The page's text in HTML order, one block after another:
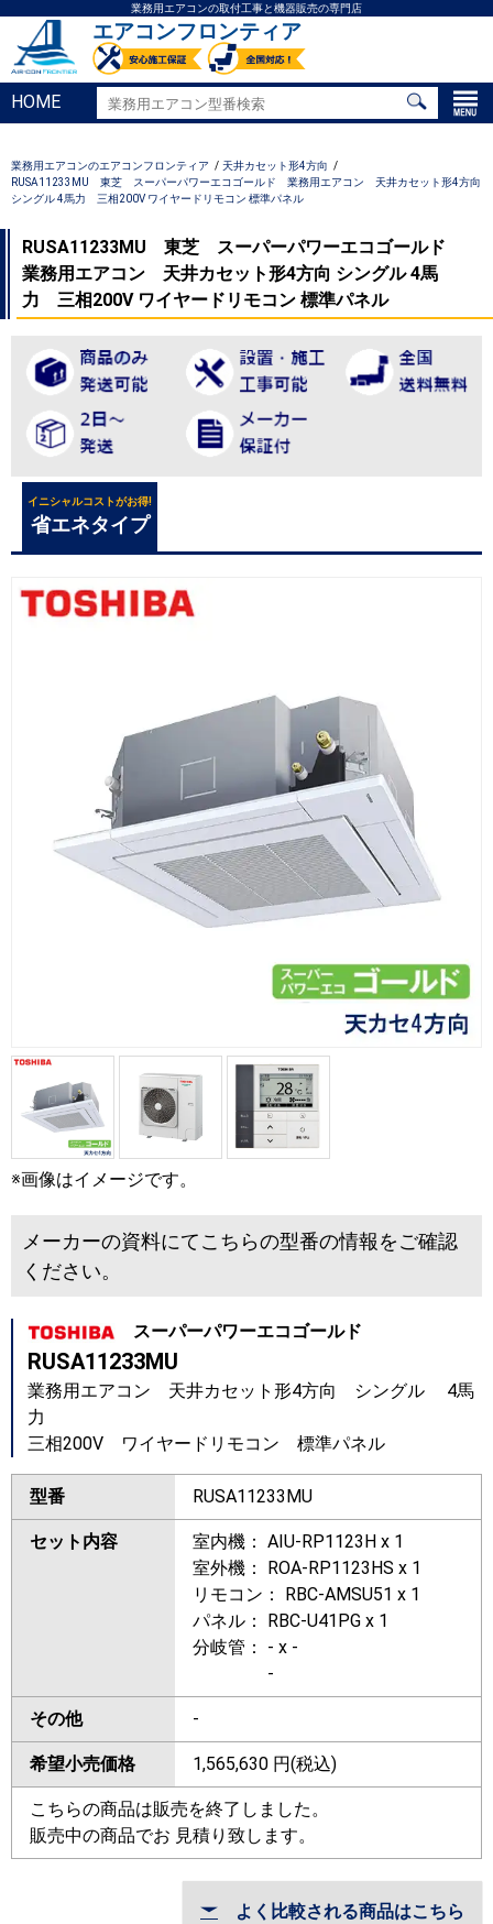
業務用エアコンの取付工事と機器販売の専門店
エアコンフロンティア
HOME
業務用エアコンのエアコンフロンティア
天井カセット形4方向
RUSA11233MU 東芝 スーパーパワーエコゴールド 業務用エアコン 天井カセット形4方向
シングル 4馬力 三相200V ワイヤードリモコン 標準パネル
RUSA11233MU 東芝 スーパーパワーエコゴールド
業務用エアコン 天井カセット形4方向 シングル 4馬
力 三相200V ワイヤードリモコン 標準パネル
イニシャルコストがお得!
省エネタイプ
※画像はイメージです。
メーカーの資料にてこちらの型番の情報をご確認
ください。
スーパーパワーエコゴールド
RUSA11233MU
業務用エアコン 天井カセット形4方向 シングル 4馬
力
三相200V ワイヤードリモコン 標準パネル
型番 RUSA11233MU
セット内容
室内機： AIU-RP1123H x 1
室外機： ROA-RP1123HS x 1
リモコン： RBC-AMSU51 x 1
パネル： RBC-U41PG x 1
分岐管： - x -
-
その他 -
希望小売価格 1,565,630 円(税込)
こちらの商品は販売を終了しました。
販売中の商品でお 見積り致します。
よく比較される商品はこちら